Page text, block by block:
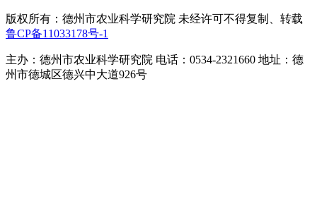
版权所有：德州市农业科学研究院 未经许可不得复制、转载
鲁CP备11033178号-1
主办：德州市农业科学研究院 电话：0534-2321660 地址：德
州市德城区德兴中大道926号